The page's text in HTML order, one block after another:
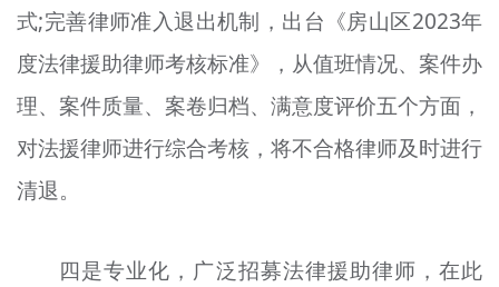
式;完善律师准入退出机制，出台《房山区2023年
度法律援助律师考核标准》，从值班情况、案件办
理、案件质量、案卷归档、满意度评价五个方面，
对法援律师进行综合考核，将不合格律师及时进行
清退。
四是专业化，广泛招募法律援助律师，在此